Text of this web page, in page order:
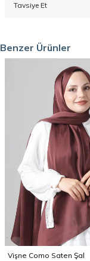
Tavsiye Et
Benzer Ürünler
Vişne Como Saten Şal